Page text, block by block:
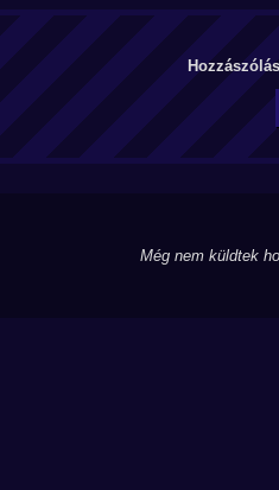
Még nem küldtek